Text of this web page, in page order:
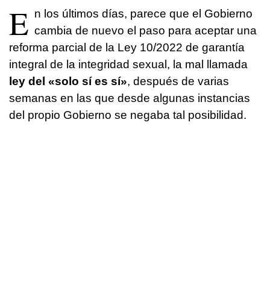
E n los últimos días, parece que el Gobierno
cambia de nuevo el paso para aceptar una
reforma parcial de la Ley 10/2022 de garantía
integral de la integridad sexual, la mal llamada
ley del «solo sí es sí», después de varias
semanas en las que desde algunas instancias
del propio Gobierno se negaba tal posibilidad.